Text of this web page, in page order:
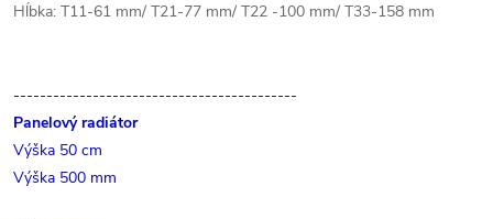
Hĺbka: T11-61 mm/ T21-77 mm/ T22 -100 mm/ T33-158 mm
-------------------------------------------
Panelový radiátor
Výška 50 cm
Výška 500 mm